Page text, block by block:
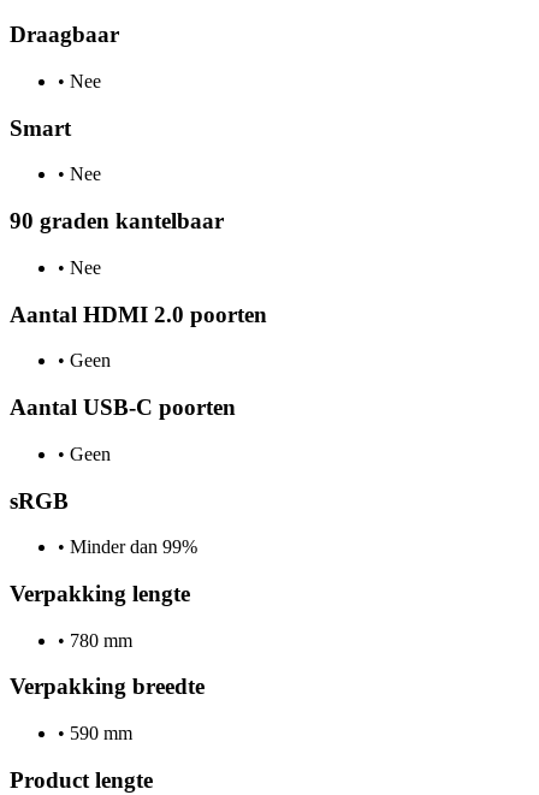
Draagbaar
• Nee
Smart
• Nee
90 graden kantelbaar
• Nee
Aantal HDMI 2.0 poorten
• Geen
Aantal USB-C poorten
• Geen
sRGB
• Minder dan 99%
Verpakking lengte
• 780 mm
Verpakking breedte
• 590 mm
Product lengte